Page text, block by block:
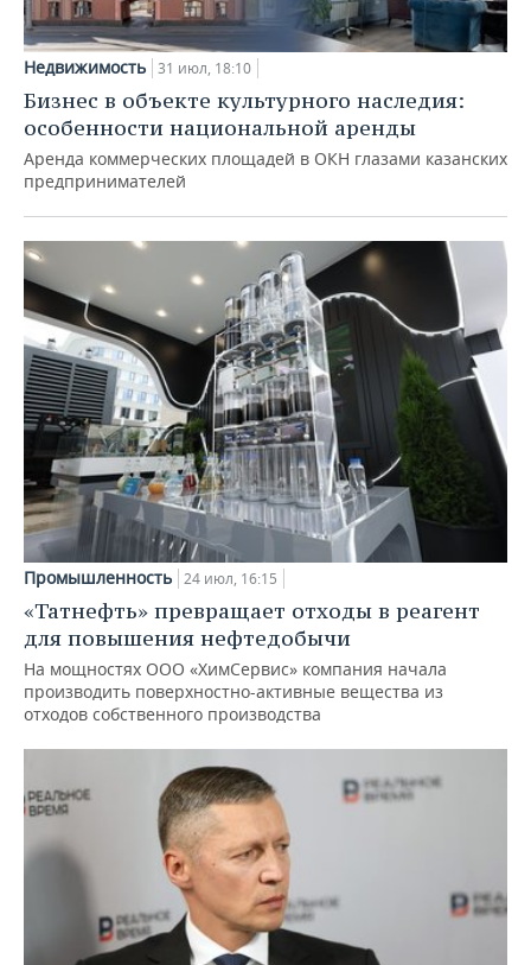
Недвижимость 31 июл, 18:10
Бизнес в объекте культурного наследия:
особенности национальной аренды
Аренда коммерческих площадей в ОКН глазами казанских
предпринимателей
Промышленность 24 июл, 16:15
«Татнефть» превращает отходы в реагент
для повышения нефтедобычи
На мощностях ООО «ХимСервис» компания начала
производить поверхностно-активные вещества из
отходов собственного производства